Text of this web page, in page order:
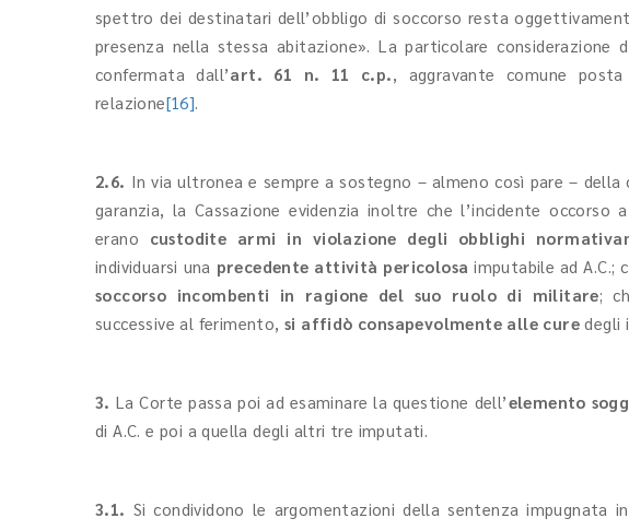
spettro dei destinatari dell’obbligo di soccorso resta
presenza nella stessa abitazione». La particolare
confermata dall’art. 61 n. 11 c.p.,
aggravante comune
relazione[16].
2.6. In via ultronea e sempre a sostegno – almeno così pare –
garanzia, la Cassazione evidenzia inoltre che l’incidente occorso
erano custodite armi in violazione degli obblighi
individuarsi una precedente attività pericolosa imputabile ad A.C.;
soccorso incombenti in ragione del suo ruolo di militare;
successive al ferimento, si affidò consapevolmente alle cure degli
3. La Corte passa poi ad esaminare la questione dell’elemento
di A.C. e poi a quella degli altri tre imputati.
3.1. Si condividono le argomentazioni della sentenza impugnata